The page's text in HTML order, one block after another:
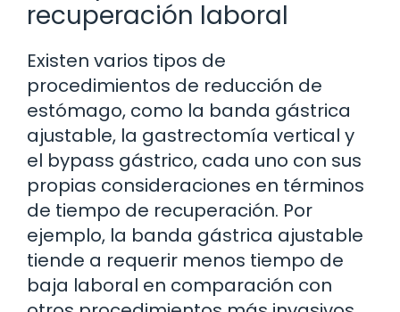
recuperación laboral
Existen varios tipos de
procedimientos de reducción de
estómago, como la banda gástrica
ajustable, la gastrectomía vertical y
el bypass gástrico, cada uno con sus
propias consideraciones en términos
de tiempo de recuperación. Por
ejemplo, la banda gástrica ajustable
tiende a requerir menos tiempo de
baja laboral en comparación con